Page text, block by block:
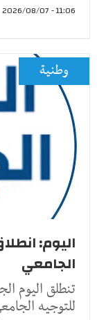
11:06 - 2026/08/07
وطنية
اليوم:
الجامعي
للتوجيه